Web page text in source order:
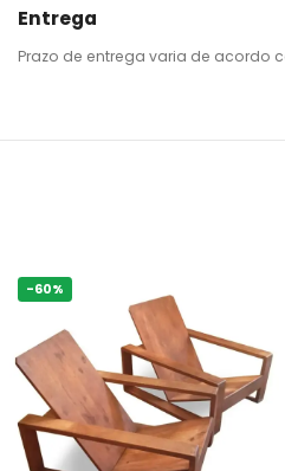
Entrega
Prazo de entrega varia de acordo
-60%